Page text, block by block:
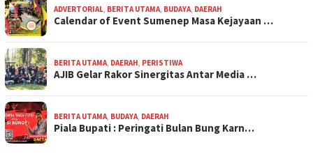
ADVERTORIAL, BERITA UTAMA, BUDAYA, DAERAH
Calendar of Event Sumenep Masa Kejayaan …
BERITA UTAMA, DAERAH, PERISTIWA
AJIB Gelar Rakor Sinergitas Antar Media …
BERITA UTAMA, BUDAYA, DAERAH
Piala Bupati : Peringati Bulan Bung Karn…